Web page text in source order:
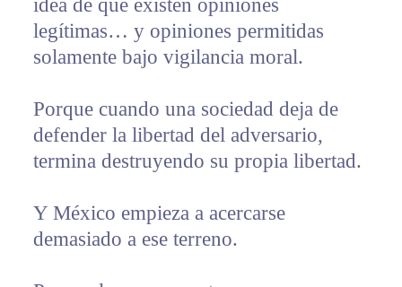
idea de que existen opiniones
legítimas… y opiniones permitidas
solamente bajo vigilancia moral.
Porque cuando una sociedad deja de
defender la libertad del adversario,
termina destruyendo su propia libertad.
Y México empieza a acercarse
demasiado a ese terreno.